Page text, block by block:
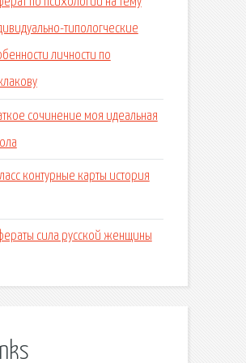
типологческие
личности по
сочинение моя идеальная
контурные карты история
сила русской женщины